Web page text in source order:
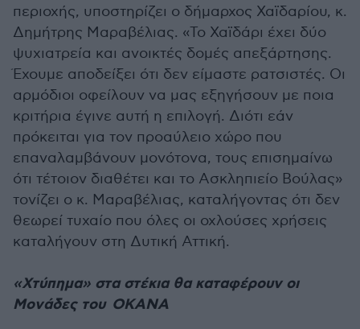
περιοχής, υποστηρίζει ο δήμαρχος Χαϊδαρίου, κ.
Δημήτρης Μαραβέλιας. «Το Χαϊδάρι έχει δύο
ψυχιατρεία και ανοικτές δομές απεξάρτησης.
Έχουμε αποδείξει ότι δεν είμαστε ρατσιστές. Οι
αρμόδιοι οφείλουν να μας εξηγήσουν με ποια
κριτήρια έγινε αυτή η επιλογή. Διότι εάν
πρόκειται για τον προαύλειο χώρο που
επαναλαμβάνουν μονότονα, τους επισημαίνω
ότι τέτοιον διαθέτει και το Ασκληπιείο Βούλας»
τονίζει ο κ. Μαραβέλιας, καταλήγοντας ότι δεν
θεωρεί τυχαίο που όλες οι οχλούσες χρήσεις
καταλήγουν στη Δυτική Αττική.
«Χτύπημα» στα στέκια θα καταφέρουν οι
Μονάδες του ΟΚΑΝΑ